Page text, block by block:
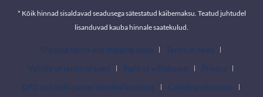
* Kõik hinnad sisaldavad seadusega sätestatud käibemaksu. Teatud juhtudel
lisanduvad kauba hinnale saatekulud.
Shipping terms and shipping costs
Terms of sales
Validity of terms of sales
Right of withdrawal
Privacy
DPD and Itella parcel terminal locations
Cookie preferences